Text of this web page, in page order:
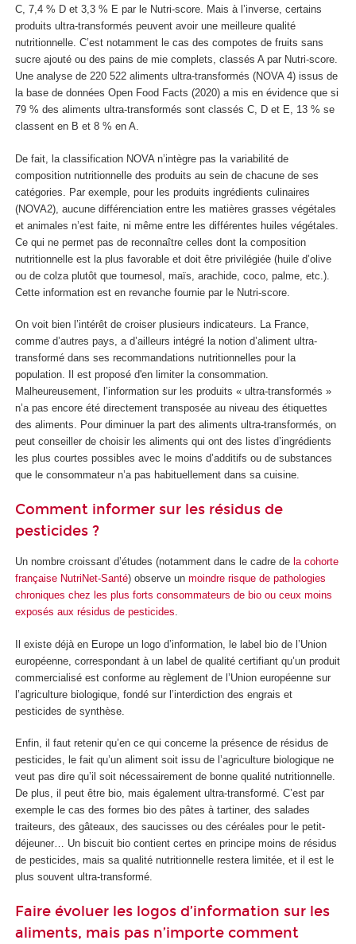
C, 7,4 % D et 3,3 % E par le Nutri-score. Mais à l’inverse, certains
produits ultra-transformés peuvent avoir une meilleure qualité
nutritionnelle. C’est notamment le cas des compotes de fruits sans
sucre ajouté ou des pains de mie complets, classés A par Nutri-score.
Une analyse de 220 522 aliments ultra-transformés (NOVA 4) issus de
la base de données Open Food Facts (2020) a mis en évidence que si
79 % des aliments ultra-transformés sont classés C, D et E, 13 % se
classent en B et 8 % en A.
De fait, la classification NOVA n’intègre pas la variabilité de
composition nutritionnelle des produits au sein de chacune de ses
catégories. Par exemple, pour les produits ingrédients culinaires
(NOVA2), aucune différenciation entre les matières grasses végétales
et animales n’est faite, ni même entre les différentes huiles végétales.
Ce qui ne permet pas de reconnaître celles dont la composition
nutritionnelle est la plus favorable et doit être privilégiée (huile d’olive
ou de colza plutôt que tournesol, maïs, arachide, coco, palme, etc.).
Cette information est en revanche fournie par le Nutri-score.
On voit bien l’intérêt de croiser plusieurs indicateurs. La France,
comme d’autres pays, a d’ailleurs intégré la notion d’aliment ultra-
transformé dans ses recommandations nutritionnelles pour la
population. Il est proposé d'en limiter la consommation.
Malheureusement, l’information sur les produits « ultra-transformés »
n’a pas encore été directement transposée au niveau des étiquettes
des aliments. Pour diminuer la part des aliments ultra-transformés, on
peut conseiller de choisir les aliments qui ont des listes d’ingrédients
les plus courtes possibles avec le moins d’additifs ou de substances
que le consommateur n’a pas habituellement dans sa cuisine.
Comment informer sur les résidus de
pesticides ?
Un nombre croissant d’études (notamment dans le cadre de la cohorte
française NutriNet-Santé) observe un moindre risque de pathologies
chroniques chez les plus forts consommateurs de bio ou ceux moins
exposés aux résidus de pesticides.
Il existe déjà en Europe un logo d’information, le label bio de l’Union
européenne, correspondant à un label de qualité certifiant qu’un produit
commercialisé est conforme au règlement de l’Union européenne sur
l’agriculture biologique, fondé sur l’interdiction des engrais et
pesticides de synthèse.
Enfin, il faut retenir qu’en ce qui concerne la présence de résidus de
pesticides, le fait qu’un aliment soit issu de l’agriculture biologique ne
veut pas dire qu’il soit nécessairement de bonne qualité nutritionnelle.
De plus, il peut être bio, mais également ultra-transformé. C’est par
exemple le cas des formes bio des pâtes à tartiner, des salades
traiteurs, des gâteaux, des saucisses ou des céréales pour le petit-
déjeuner… Un biscuit bio contient certes en principe moins de résidus
de pesticides, mais sa qualité nutritionnelle restera limitée, et il est le
plus souvent ultra-transformé.
Faire évoluer les logos d’information sur les
aliments, mais pas n’importe comment